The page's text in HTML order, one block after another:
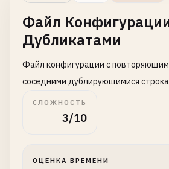
Файл
Дубликатами
Файл конфигурации с
соседними дублирующимися
СЛОЖНОСТЬ
3/10
ОЦЕНКА ВРЕМЕНИ